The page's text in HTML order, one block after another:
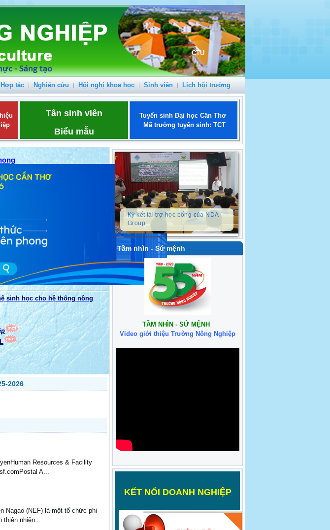
CTU
Hợp tác Nghiên cứu Hội nghị khoa học Sinh viên Lịch hội trường
Tân sinh viên
Biểu mẫu
Tuyển sinh Đại học Cần Thơ
Mã trường tuyển sinh: TCT
sinh học cho hệ thống nông
2026
Resources & Facility
A...
Nagao (NEF) là một tổ chức phi
thiên nhiên...
Ký kết tài trợ học bổng của NDA
Group
Tầm nhìn - Sứ mệnh
TẦM NHÌN - SỨ MỆNH
Video giới thiệu Trường Nông Nghiệp
KẾT NỐI DOANH NGHIỆP